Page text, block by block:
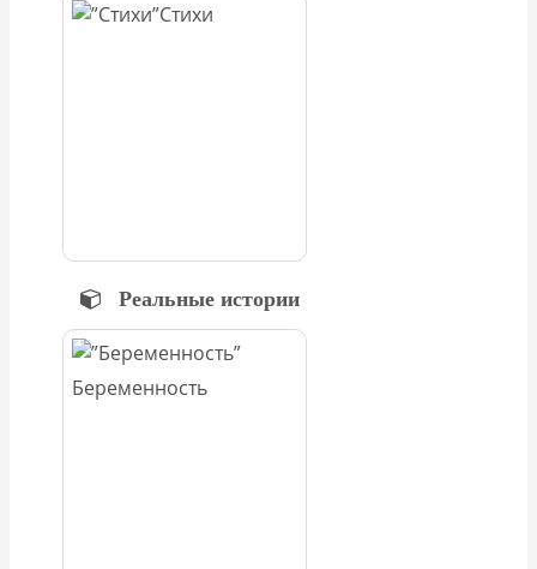
Стихи
Реальные истории
Беременность